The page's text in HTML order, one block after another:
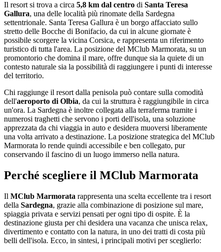
Il resort si trova a circa 5,8 km dal centro di Santa Teresa
Gallura, una delle località più rinomate della Sardegna
settentrionale. Santa Teresa Gallura è un borgo affacciato sullo
stretto delle Bocche di Bonifacio, da cui in alcune giornate è
possibile scorgere la vicina Corsica, e rappresenta un riferimento
turistico di tutta l'area. La posizione del MClub Marmorata, su un
promontorio che domina il mare, offre dunque sia la quiete di un
contesto naturale sia la possibilità di raggiungere i punti di interesse
del territorio.
Chi raggiunge il resort dalla penisola può contare sulla comodità
dell'aeroporto di Olbia, da cui la struttura è raggiungibile in circa
un'ora. La Sardegna è inoltre collegata alla terraferma tramite i
numerosi traghetti che servono i porti dell'isola, una soluzione
apprezzata da chi viaggia in auto e desidera muoversi liberamente
una volta arrivato a destinazione. La posizione strategica del MClub
Marmorata lo rende quindi accessibile e ben collegato, pur
conservando il fascino di un luogo immerso nella natura.
Perché scegliere il MClub Marmorata
Il MClub Marmorata rappresenta una scelta eccellente tra i resort
della Sardegna, grazie alla combinazione di posizione sul mare,
spiaggia privata e servizi pensati per ogni tipo di ospite. È la
destinazione giusta per chi desidera una vacanza che unisca relax,
divertimento e contatto con la natura, in uno dei tratti di costa più
belli dell'isola. Ecco, in sintesi, i principali motivi per sceglierlo: